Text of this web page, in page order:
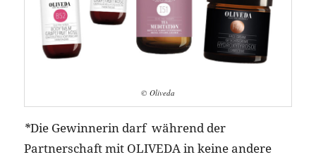
© Oliveda
*Die Gewinnerin darf während der
Partnerschaft mit OLIVEDA in keine andere